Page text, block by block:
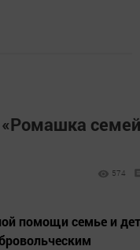
574
помощи семье и